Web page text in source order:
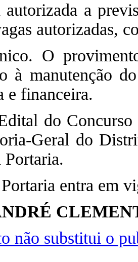
a
autorizadas,
O
à manutenção
e financeira.
do Concurso
Geral do
Portaria.
entra em
não substitui o